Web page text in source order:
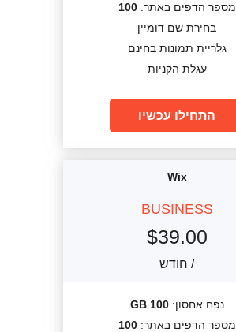
מספר הדפים באתר:100
בחירת שם דומיין
גלריית תמונות בחינם
עגלת הקניות
התחילו עכשיו
Wix
BUSINESS
$39.00
/ חודש
נפח אחסון:100 GB
מספר הדפים באתר:100